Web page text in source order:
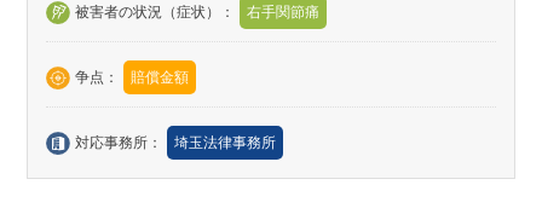
被害者の状況（症状）： 右手関節痛
争点： 賠償金額
対応事務所： 埼玉法律事務所